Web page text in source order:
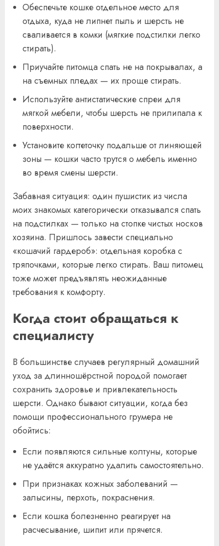
Обеспечьте кошке отдельное место для
отдыха, куда не липнет пыль и шерсть не
сваливается в комки (мягкие подстилки легко
стирать).
Приучайте питомца спать не на покрывалах, а
на съемных пледах — их проще стирать.
Используйте антистатические спреи для
мягкой мебели, чтобы шерсть не прилипала к
поверхности.
Установите когтеточку подальше от линяющей
зоны — кошки часто трутся о мебель именно
во время смены шерсти.
Забавная ситуация: один пушистик из числа
моих знакомых категорически отказывался спать
на подстилках — только на стопке чистых носков
хозяина. Пришлось завести специально
«кошачий гардероб»: отдельная коробка с
тряпочками, которые легко стирать. Ваш питомец
тоже может предъявлять неожиданные
требования к комфорту.
Когда стоит обращаться к
специалисту
В большинстве случаев регулярный домашний
уход за длинношёрстной породой помогает
сохранить здоровье и привлекательность
шерсти. Однако бывают ситуации, когда без
помощи профессионального грумера не
обойтись:
Если появляются сильные колтуны, которые
не удаётся аккуратно удалить самостоятельно.
При признаках кожных заболеваний —
залысины, перхоть, покраснения.
Если кошка болезненно реагирует на
расчесывание, шипит или прячется.